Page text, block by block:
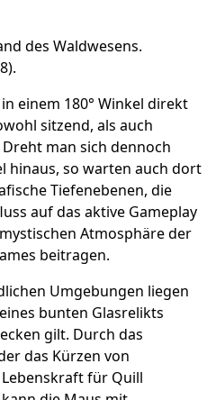
des Waldwesens.
einem 180° Winkel direkt
sitzend, als auch
man sich dennoch
hinaus, so warten auch dort
Tiefenebenen, die
auf das aktive Gameplay
Atmosphäre der
beitragen.
Umgebungen liegen
bunten Glasrelikts
gilt. Durch das
das Kürzen von
für Quill